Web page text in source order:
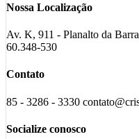
Nossa Localização
Av. K, 911 - Planalto da
60.348-530
Contato
85 - 3286 - 3330
Socialize conosco